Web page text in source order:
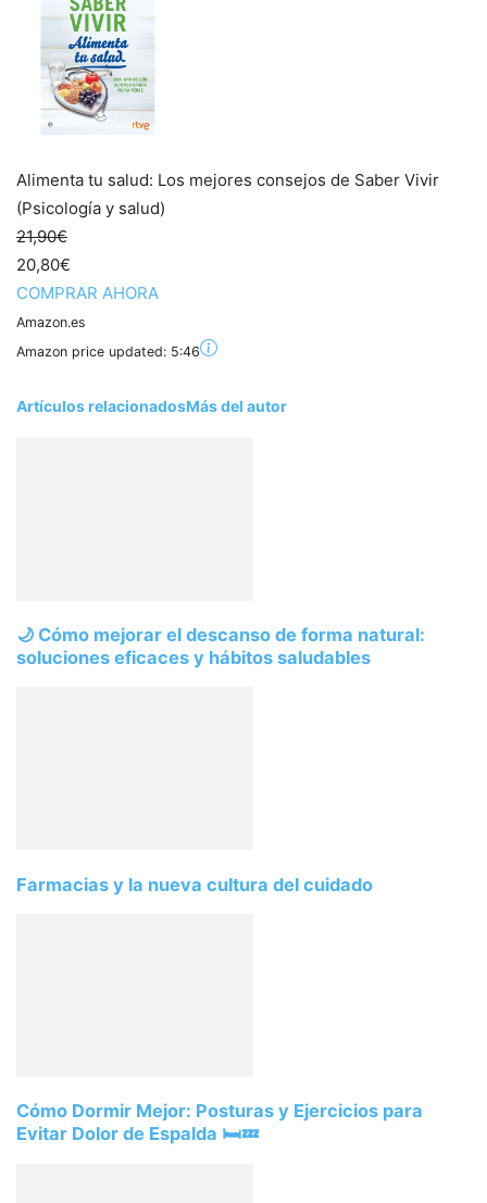
Alimenta tu salud: Los mejores consejos de Saber Vivir
(Psicología y salud)
21,90€
20,80€
COMPRAR AHORA
Amazon.es
Amazon price updated: 5:46
Artículos relacionadosMás del autor
🌙 Cómo mejorar el descanso de forma natural:
soluciones eficaces y hábitos saludables
Farmacias y la nueva cultura del cuidado
Cómo Dormir Mejor: Posturas y Ejercicios para
Evitar Dolor de Espalda 🛏️💤